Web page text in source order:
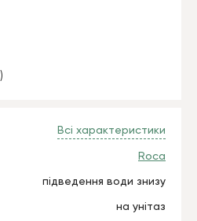
)
Всі характеристики
Roca
підведення води знизу
на унітаз